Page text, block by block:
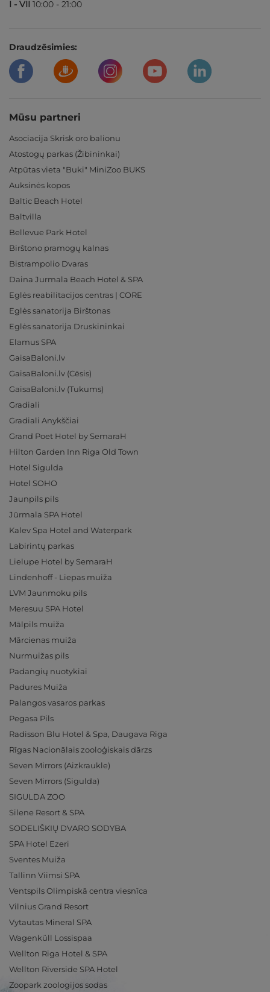
I - VII 10:00 - 21:00
Draudzēsimies:
Mūsu partneri
Asociacija Skrisk oro balionu
Atostogų parkas (Žibininkai)
Atpūtas vieta "Buki" MiniZoo BUKS
Auksinės kopos
Baltic Beach Hotel
Baltvilla
Bellevue Park Hotel
Birštono pramogų kalnas
Bistrampolio Dvaras
Daina Jurmala Beach Hotel & SPA
Eglės reabilitacijos centras | CORE
Eglės sanatorija Birštonas
Eglės sanatorija Druskininkai
Elamus SPA
GaisaBaloni.lv
GaisaBaloni.lv (Cēsis)
GaisaBaloni.lv (Tukums)
Gradiali
Gradiali Anykščiai
Grand Poet Hotel by SemaraH
Hilton Garden Inn Riga Old Town
Hotel Sigulda
Hotel SOHO
Jaunpils pils
Jūrmala SPA Hotel
Kalev Spa Hotel and Waterpark
Labirintų parkas
Lielupe Hotel by SemaraH
Lindenhoff - Liepas muiža
LVM Jaunmoku pils
Meresuu SPA Hotel
Mālpils muiža
Mārcienas muiža
Nurmuižas pils
Padangių nuotykiai
Padures Muiža
Palangos vasaros parkas
Pegasa Pils
Radisson Blu Hotel & Spa, Daugava Riga
Rīgas Nacionālais zooloģiskais dārzs
Seven Mirrors (Aizkraukle)
Seven Mirrors (Sigulda)
SIGULDA ZOO
Silene Resort & SPA
SODELIŠKIŲ DVARO SODYBA
SPA Hotel Ezeri
Sventes Muiža
Tallinn Viimsi SPA
Ventspils Olimpiskā centra viesnīca
Vilnius Grand Resort
Vytautas Mineral SPA
Wagenküll Lossispaa
Wellton Riga Hotel & SPA
Wellton Riverside SPA Hotel
Zoopark zoologijos sodas